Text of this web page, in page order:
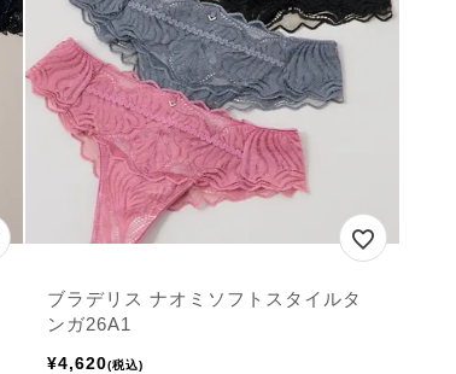
ブラデリス ナオミソフトスタイルタ
ンガ26A1
¥4,620 税込